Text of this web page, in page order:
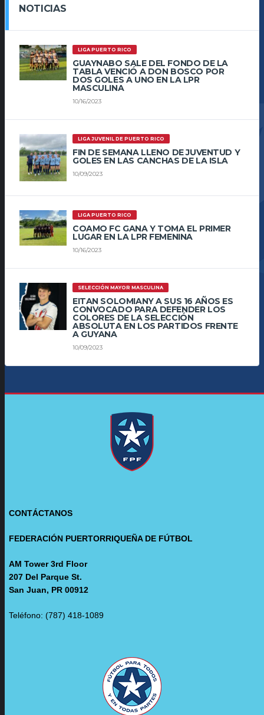
NOTICIAS
LIGA PUERTO RICO
GUAYNABO SALE DEL FONDO DE LA
TABLA VENCIÓ A DON BOSCO POR
DOS GOLES A UNO EN LA LPR
MASCULINA
10/16/2023
LIGA JUVENIL DE PUERTO RICO
FIN DE SEMANA LLENO DE JUVENTUD Y
GOLES EN LAS CANCHAS DE LA ISLA
10/09/2023
LIGA PUERTO RICO
COAMO FC GANA Y TOMA EL PRIMER
LUGAR EN LA LPR FEMENINA
10/16/2023
SELECCIÓN MAYOR MASCULINA
EITAN SOLOMIANY A SUS 16 AÑOS ES
CONVOCADO PARA DEFENDER LOS
COLORES DE LA SELECCIÓN
ABSOLUTA EN LOS PARTIDOS FRENTE
A GUYANA
10/09/2023
CONTÁCTANOS
FEDERACIÓN PUERTORRIQUEÑA DE FÚTBOL
AM Tower 3rd Floor
207 Del Parque St.
San Juan, PR 00912
Teléfono: (787) 418-1089